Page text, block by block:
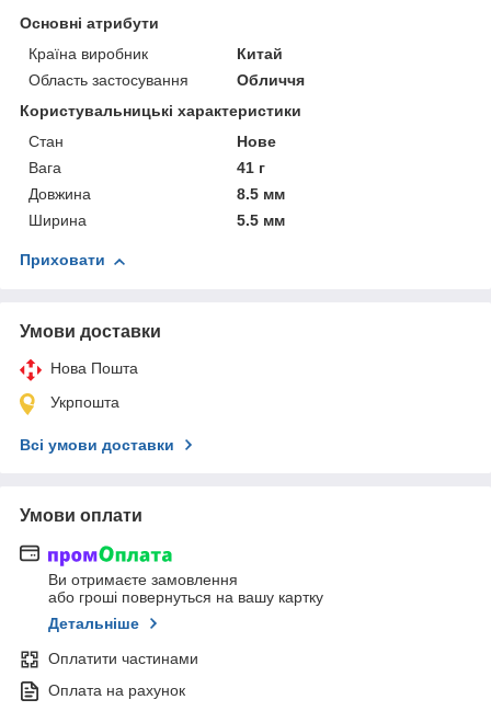
Основні атрибути
Країна виробник
Китай
Область застосування
Обличчя
Користувальницькі характеристики
Стан
Нове
Вага
41 г
Довжина
8.5 мм
Ширина
5.5 мм
Приховати
Умови доставки
Нова Пошта
Укрпошта
Всі умови доставки
Умови оплати
Ви отримаєте замовлення
або гроші повернуться на вашу картку
Детальніше
Оплатити частинами
Оплата на рахунок